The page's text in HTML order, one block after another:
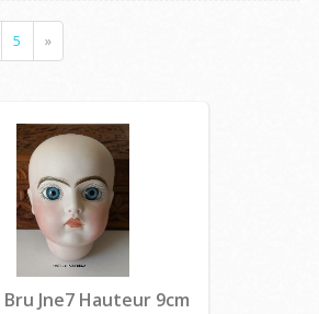
5 »
Jne7 Hauteur 9cm